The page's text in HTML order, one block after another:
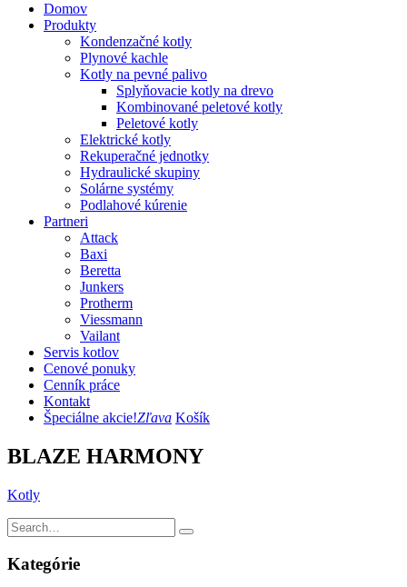
Domov
Produkty
Kondenzačné kotly
Plynové kachle
Kotly na pevné palivo
Splyňovacie kotly na drevo
Kombinované peletové kotly
Peletové kotly
Elektrické kotly
Rekuperačné jednotky
Hydraulické skupiny
Solárne systémy
Podlahové kúrenie
Partneri
Attack
Baxi
Beretta
Junkers
Protherm
Viessmann
Vailant
Servis kotlov
Cenové ponuky
Cenník práce
Kontakt
Špeciálne akcie!Zľava Košík
BLAZE HARMONY
Kotly
Kategórie